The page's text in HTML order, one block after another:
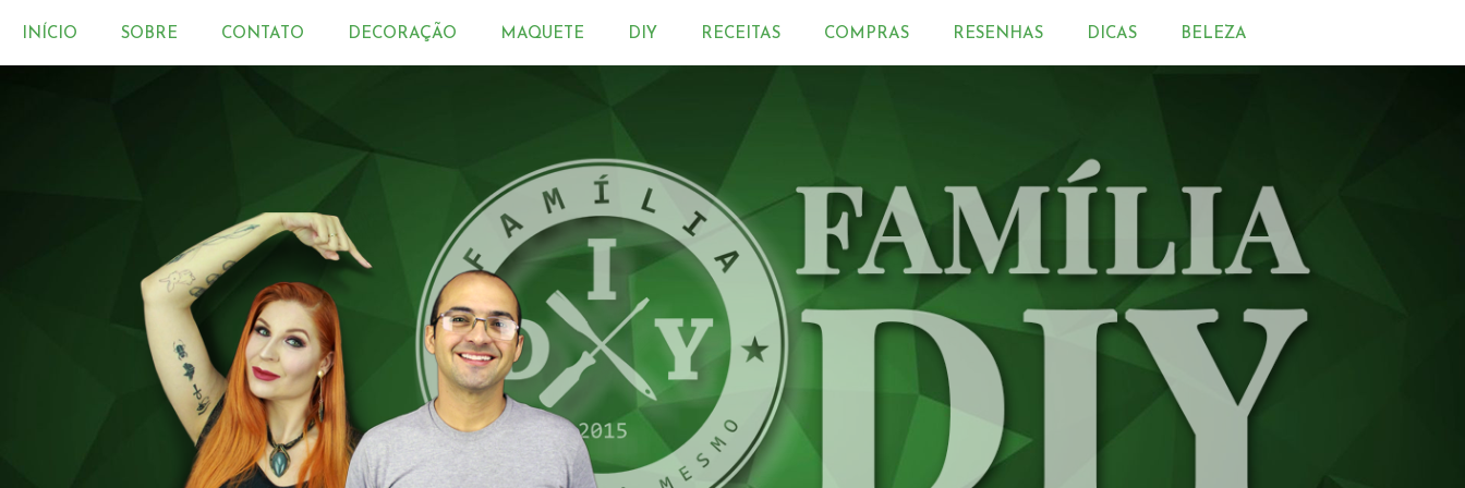
INÍCIO SOBRE CONTATO DECORAÇÃO MAQUETE DIY RECEITAS COMPRAS RESENHAS DICAS BELEZA